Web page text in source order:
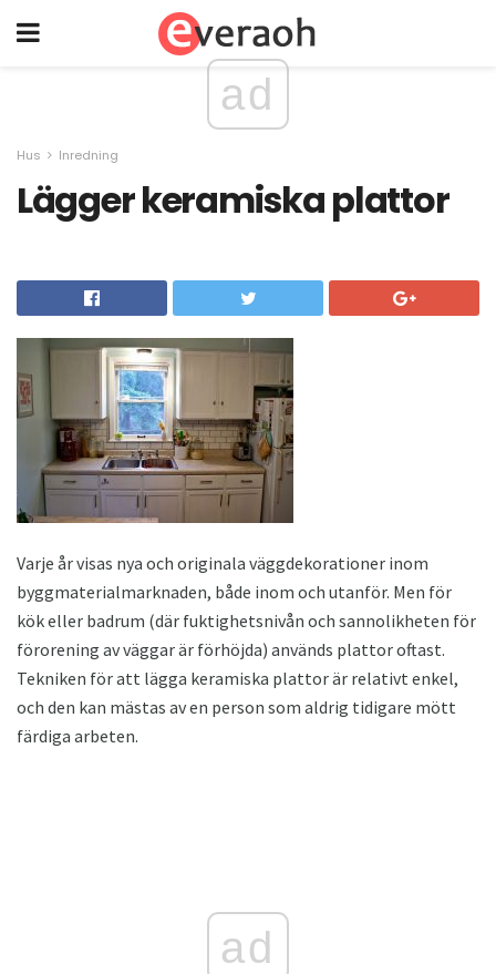
ad
Hus Inredning
Lägger keramiska plattor
Varje år visas nya och originala väggdekorationer inom
byggmaterialmarknaden, både inom och utanför. Men för
kök eller badrum (där fuktighetsnivån och sannolikheten för
förorening av väggar är förhöjda) används plattor oftast.
Tekniken för att lägga keramiska plattor är relativt enkel,
och den kan mästas av en person som aldrig tidigare mött
färdiga arbeten.
ad